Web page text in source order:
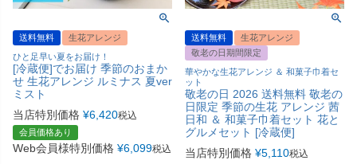
送料無料
生花アレンジ
ひと足早い夏をお届け！
[冷蔵便]でお届け 季節のおまか
せ 生花アレンジ ルミナス 夏ver
ミスト
当店特別価格 ¥6,420税込
会員価格あり
Web会員様特別価格 ¥6,099税込
送料無料
生花アレンジ
敬老の日期間限定
華やかな生花アレンジ ＆ 和菓子巾着セ
ット
敬老の日 2026 送料無料 敬老の
日限定 季節の生花 アレンジ 茜
日和 ＆ 和菓子巾着セット 花と
グルメセット [冷蔵便]
当店特別価格 ¥5,110税込